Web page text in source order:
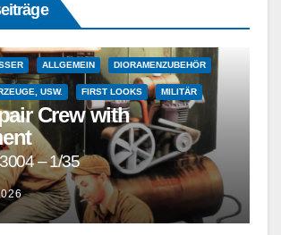
ALLGEMEIN DIORAMENZUBEHÖR
USW. FIRST LOOKS MILITÄR
Crew with
– 1/35